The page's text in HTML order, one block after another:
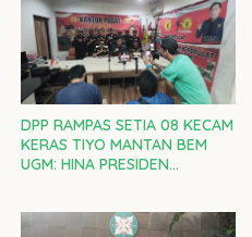
DPP RAMPAS SETIA 08 KECAM
KERAS TIYO MANTAN BEM
UGM: HINA PRESIDEN